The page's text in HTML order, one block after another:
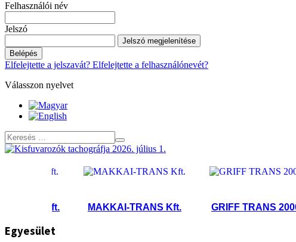
Felhasználói név
Jelszó
Jelszó megjelenítése
Belépés
Elfelejtette a jelszavát? Elfelejtette a felhasználónevét?
Válasszon nyelvet
MAKKAI-TRANS Kft. GRIFF TRANS 2000 Kft.
Egyesület